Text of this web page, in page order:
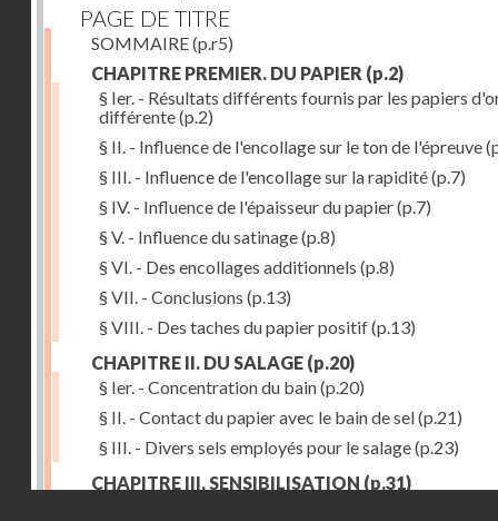
PAGE DE TITRE
SOMMAIRE(p.r5)
CHAPITRE PREMIER. DU PAPIER (p.2)
§ Ier. - Résultats différents fournis par les papiers
différente(p.2)
§ II. - Influence de l'encollage sur le ton de l'épreuve
§ III. - Influence de l'encollage sur la rapidité(p.7)
§ IV. - Influence de l'épaisseur du papier(p.7)
§ V. - Influence du satinage(p.8)
§ VI. - Des encollages additionnels (p.8)
§ VII. - Conclusions (p.13)
§ VIII. - Des taches du papier positif(p.13)
CHAPITRE II. DU SALAGE (p.20)
§ Ier. - Concentration du bain(p.20)
§ II. - Contact du papier avec le bain de sel(p.21)
§ III. - Divers sels employés pour le salage(p.23)
CHAPITRE III. SENSIBILISATION (p.31)